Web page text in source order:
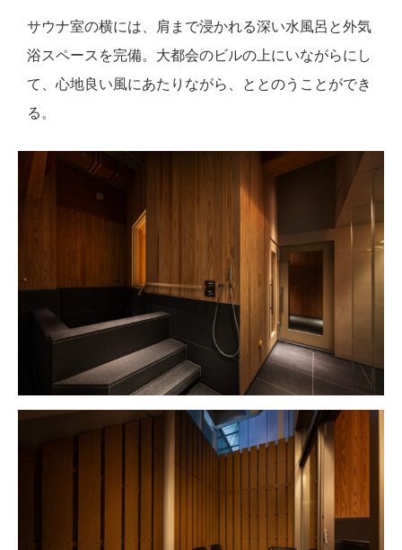
サウナ室の横には、肩まで浸かれる深い水風呂と外気
浴スペースを完備。大都会のビルの上にいながらにし
て、心地良い風にあたりながら、ととのうことができ
る。